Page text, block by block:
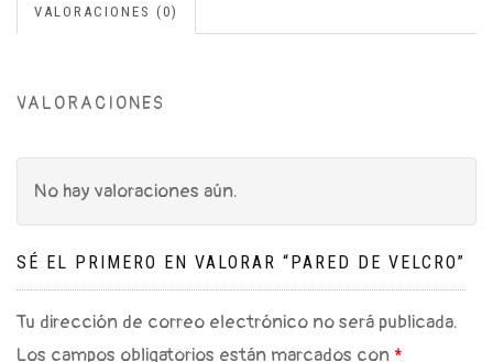
VALORACIONES (0)
VALORACIONES
No hay valoraciones aún.
SÉ EL PRIMERO EN VALORAR “PARED DE VELCRO”
Tu dirección de correo electrónico no será publicada.
Los campos obligatorios están marcados con *